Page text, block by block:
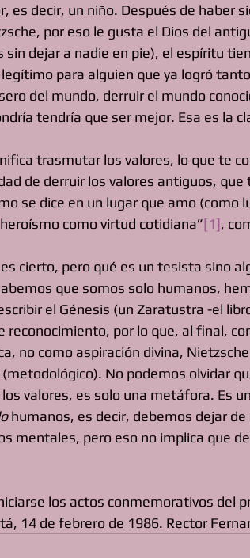
es decir, un niño. Después de haber
por eso le gusta el Dios del
sin dejar a nadie en pie), el espíritu
para alguien que ya logró
del mundo, derruir el mundo
tendría que ser mejor. Esa es la
trasmutar los valores, lo que te
de derruir los valores antiguos,
se dice en un lugar que amo (como
heroísmo como virtud cotidiana”[1],
cierto, pero qué es un tesista sino
que somos solo humanos,
el Génesis (un Zaratustra -el
reconocimiento, por lo que, al final,
no como aspiración divina,
No podemos olvidar
valores, es solo una metáfora. Es
humanos, es decir, debemos dejar
mentales, pero eso no implica que
los actos conmemorativos del
14 de febrero de 1986. Rector